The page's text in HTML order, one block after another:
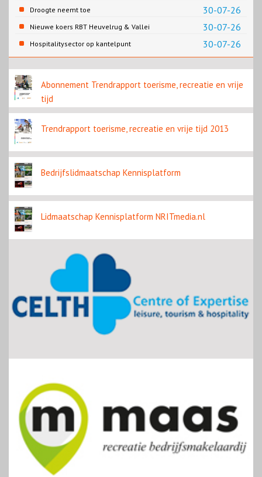
retailtransformatie in Europese
30-07-26
Droogte neemt toe
30-07-26
Nieuwe koers RBT Heuvelrug & Vallei
zichtbaar in eerste resultaten 2026
30-07-26
Hospitalitysector op kantelpunt
Abonnement Trendrapport toerisme, recreatie en vrije
tijd
Trendrapport toerisme, recreatie en vrije tijd 2013
Bedrijfslidmaatschap Kennisplatform
Lidmaatschap Kennisplatform NRITmedia.nl